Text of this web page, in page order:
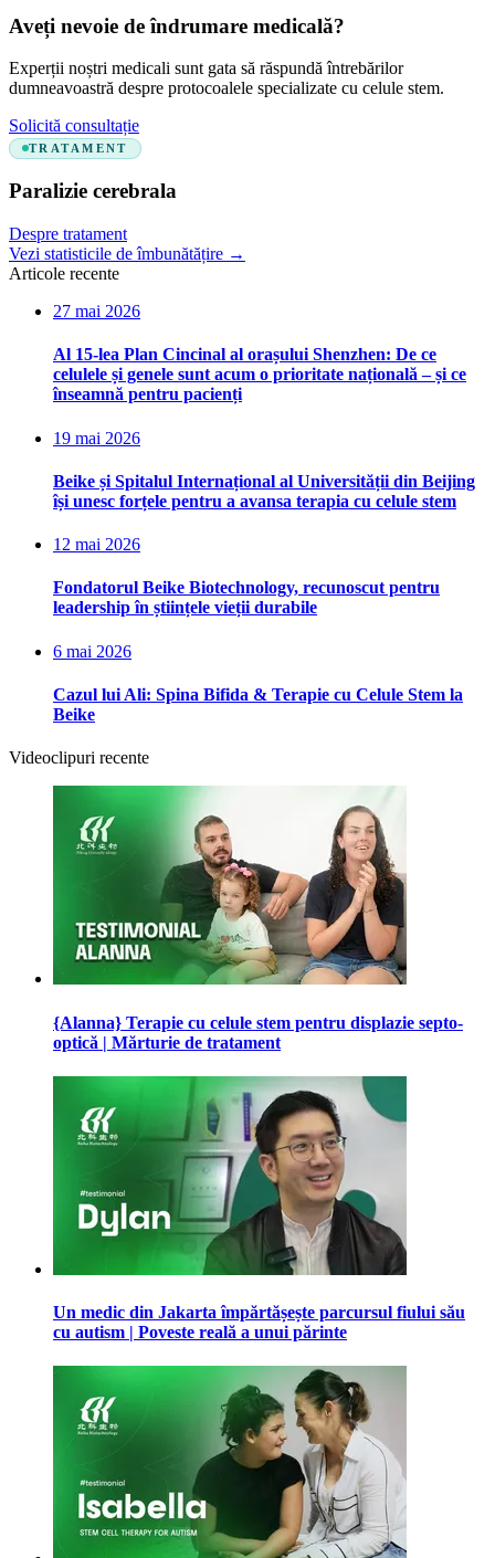
Aveți nevoie de îndrumare medicală?
Experții noștri medicali sunt gata să răspundă întrebărilor
dumneavoastră despre protocoalele specializate cu celule stem.
Solicită consultație
TRATAMENT
Paralizie cerebrala
Despre tratament
Vezi statisticile de îmbunătățire →
Articole recente
27 mai 2026
Al 15-lea Plan Cincinal al orașului Shenzhen: De ce
celulele și genele sunt acum o prioritate națională – și ce
înseamnă pentru pacienți
19 mai 2026
Beike și Spitalul Internațional al Universității din Beijing
își unesc forțele pentru a avansa terapia cu celule stem
12 mai 2026
Fondatorul Beike Biotechnology, recunoscut pentru
leadership în științele vieții durabile
6 mai 2026
Cazul lui Ali: Spina Bifida & Terapie cu Celule Stem la
Beike
Videoclipuri recente
{Alanna} Terapie cu celule stem pentru displazie septo-
optică | Mărturie de tratament
Un medic din Jakarta împărtășește parcursul fiului său
cu autism | Poveste reală a unui părinte